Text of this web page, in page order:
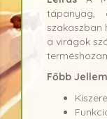
tápanyag,
szakaszban
a virágok
Főbb